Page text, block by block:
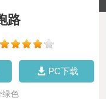
路
PC下载
绿色